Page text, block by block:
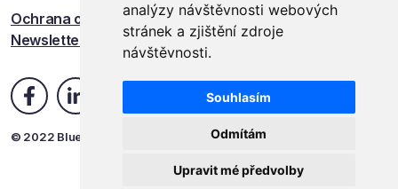
analýzy návštěvnosti webových
stránek a zjištění zdroje
návštěvnosti.
Souhlasím
Odmítám
Upravit mé předvolby
Ochrana osobních údajů
Newsletter
© 2022 Blue Events